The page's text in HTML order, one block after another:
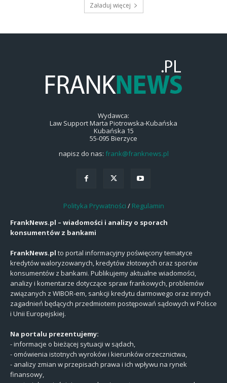
Załaduj więcej
Wydawca:
Law Support Marta Piotrowska-Kubańska
Kubańska 15
55-095 Bierzyce
napisz do nas: frank@franknews.pl
Polityka Prywatności / Regulamin
FrankNews.pl – wiadomości i analizy o sporach
konsumentów z bankami
FrankNews.pl to portal informacyjny poświęcony tematyce
kredytów waloryzowanych, kredytów złotowych oraz sporów
konsumentów z bankami. Publikujemy aktualne wiadomości,
analizy i komentarze dotyczące spraw frankowych, problemów
związanych z WIBOR-em, sankcji kredytu darmowego oraz innych
zagadnień będących przedmiotem postępowań sądowych w Polsce
i Unii Europejskiej.
Na portalu prezentujemy:
- informacje o bieżącej sytuacji w sądach,
- omówienia istotnych wyroków i kierunków orzecznictwa,
- analizy zmian w przepisach prawa i ich wpływu na rynek
finansowy,